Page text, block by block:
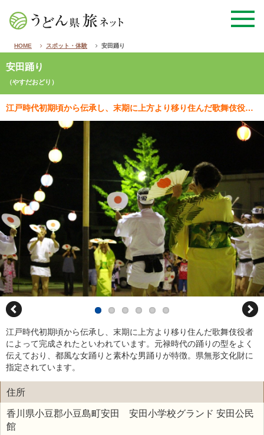
HOME スポット・体験 安田踊り
安田踊り
（やすだおどり）
江戸時代初期頃から伝承し、末期に上方より移り住んだ歌舞伎役者によって完成されたといわれています。元禄…
江戸時代初期頃から伝承し、末期に上方より移り住んだ歌舞伎役者
によって完成されたといわれています。元禄時代の踊りの型をよく
伝えており、都風な女踊りと素朴な男踊りが特徴。県無形文化財に
指定されています。
住所
香川県小豆郡小豆島町安田 安田小学校グランド 安田公民
館